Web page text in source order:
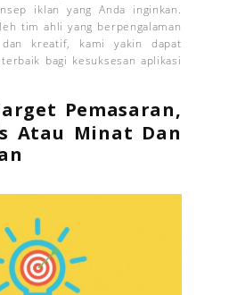
iklan yang Anda inginkan.
tim ahli yang berpengalaman
kreatif, kami yakin dapat
bagi kesuksesan aplikasi
Pemasaran,
Atau Minat Dan